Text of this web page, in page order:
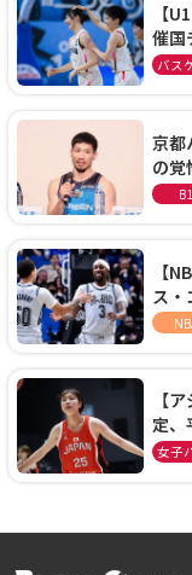
【
催国
通過
バス
京都
の覚
に、B1
【
ス
ーズ
【
定、
本開
女子